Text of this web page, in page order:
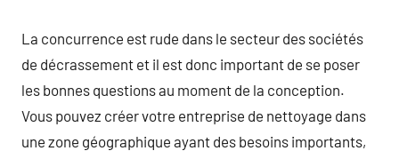
La concurrence est rude dans le secteur des sociétés
de décrassement et il est donc important de se poser
les bonnes questions au moment de la conception.
Vous pouvez créer votre entreprise de nettoyage dans
une zone géographique ayant des besoins importants,